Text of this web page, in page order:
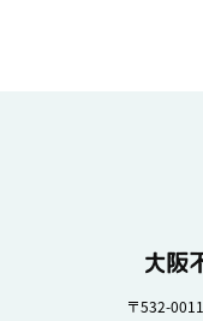
〒532-0011